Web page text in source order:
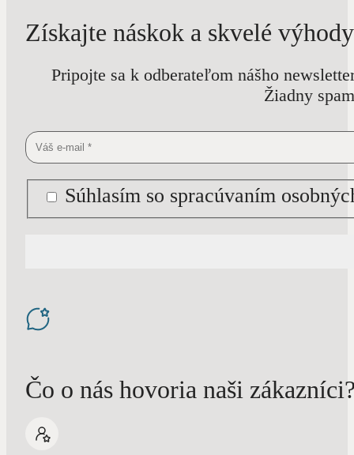
Získajte náskok a skvelé
Pripojte sa k odberateľom nášho
Žiadny
Súhlasím so spracúvaním
Čo o nás hovoria naši